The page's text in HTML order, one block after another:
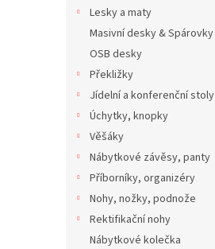
Lesky a maty
Masivní desky & Spárovky
OSB desky
Překližky
Jídelní a konferenční stoly
Úchytky, knopky
Věšáky
Nábytkové závěsy, panty
Příborníky, organizéry
Nohy, nožky, podnože
Rektifikační nohy
Nábytkové kolečka